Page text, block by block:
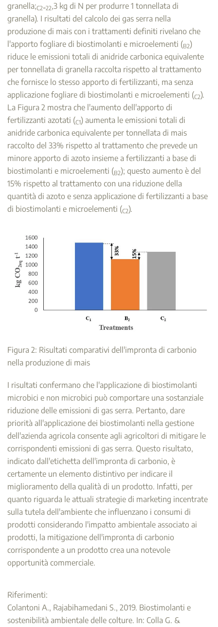
granella;C2=22,3 kg di N per produrre 1 tonnellata di
granella). I risultati del calcolo dei gas serra nella
produzione di mais con i trattamenti definiti rivelano che
l'apporto fogliare di biostimolanti e microelementi (B2)
riduce le emissioni totali di anidride carbonica equivalente
per tonnellata di granella raccolta rispetto al trattamento
che fornisce lo stesso apporto di fertilizzanti, ma senza
applicazione fogliare di biostimolanti e microelementi (C2).
La Figura 2 mostra che l'aumento dell'apporto di
fertilizzanti azotati (C1) aumenta le emissioni totali di
anidride carbonica equivalente per tonnellata di mais
raccolto del 33% rispetto al trattamento che prevede un
minore apporto di azoto insieme a fertilizzanti a base di
biostimolanti e microelementi (B2); questo aumento è del
15% rispetto al trattamento con una riduzione della
quantità di azoto e senza applicazione di fertilizzanti a base
di biostimolanti e microelementi (C2).
Figura 2: Risultati comparativi dell'impronta di carbonio
nella produzione di mais
I risultati confermano che l'applicazione di biostimolanti
microbici e non microbici può comportare una sostanziale
riduzione delle emissioni di gas serra. Pertanto, dare
priorità all'applicazione dei biostimolanti nella gestione
dell'azienda agricola consente agli agricoltori di mitigare le
corrispondenti emissioni di gas serra. Questo risultato,
indicato dall'etichetta dell'impronta di carbonio, è
certamente un elemento distintivo per indicare il
miglioramento della qualità di un prodotto. Infatti, per
quanto riguarda le attuali strategie di marketing incentrate
sulla tutela dell'ambiente che influenzano i consumi di
prodotti considerando l'impatto ambientale associato ai
prodotti, la mitigazione dell'impronta di carbonio
corrispondente a un prodotto crea una notevole
opportunità commerciale.
Riferimenti:
Colantoni A., Rajabihamedani S., 2019. Biostimolanti e
sostenibilità ambientale delle colture. In: Colla G. &